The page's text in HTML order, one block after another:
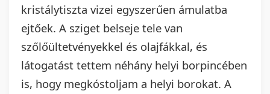
kristálytiszta vizei egyszerűen ámulatba
ejtőek. A sziget belseje tele van
szőlőültetvényekkel és olajfákkal, és
látogatást tettem néhány helyi borpincében
is, hogy megkóstoljam a helyi borokat. A